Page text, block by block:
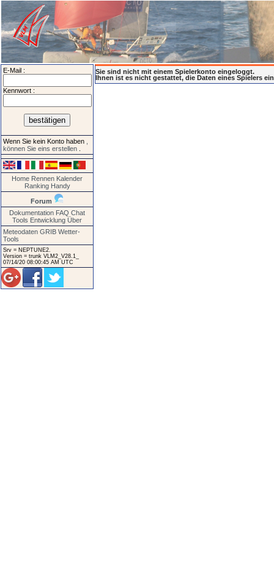
E-Mail :
Kennwort :
Wenn Sie kein Konto haben
können Sie eins erstellen
Home Rennen Kalender
Ranking Handy
Forum
Dokumentation FAQ Chat
Tools Entwicklung Über
Meteodaten GRIB Wetter-
Tools
Srv = NEPTUNE2.
Version = trunk VLM2_V28.1_
07/14/20 08:00:45 AM UTC
Sie sind nicht mit einem Spielerkonto eingeloggt.
Ihnen ist es nicht gestattet, die Daten eines Spielers